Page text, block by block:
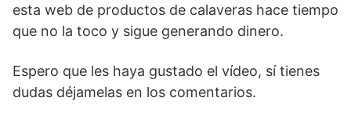
esta web de productos de calaveras hace tiempo
que no la toco y sigue generando dinero.
Espero que les haya gustado el vídeo, sí tienes
dudas déjamelas en los comentarios.